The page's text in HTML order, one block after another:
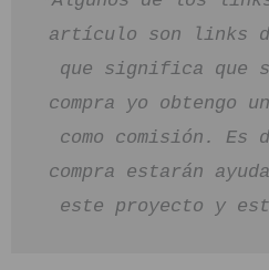
artículo son links
que significa que
compra yo obtengo
como comisión. Es
compra estarán
este proyecto y